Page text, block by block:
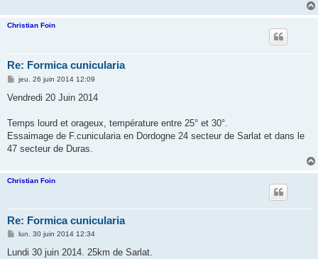
Christian Foin
Re: Formica cunicularia
M
s
g
jeu. 26 juin 2014 12:09
Vendredi 20 Juin 2014
Temps lourd et orageux, température entre 25° et 30°.
Essaimage de F.cunicularia en Dordogne 24 secteur de Sarlat et dans le
47 secteur de Duras.
Christian Foin
Re: Formica cunicularia
M
s
lun. 30 juin 2014 12:34
Lundi 30 juin 2014. 25km de Sarlat.